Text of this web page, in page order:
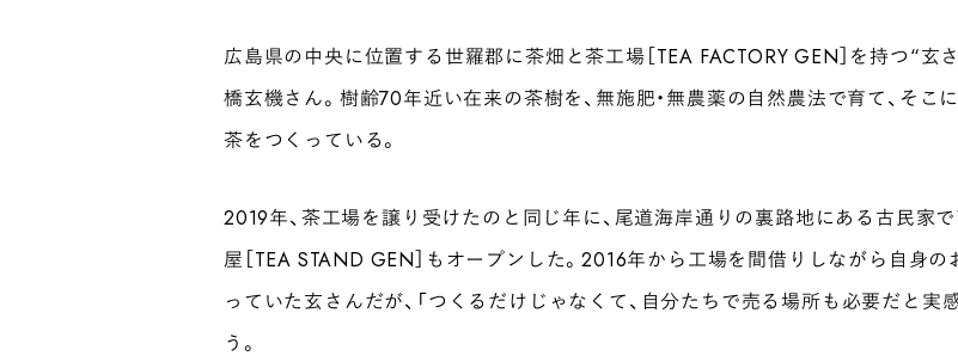
広島県の中央に位置する世羅郡に茶畑と茶工場［TEA FACTORY GEN］を持つ“玄
橋玄機さん。樹齢70年近い在来の茶樹を、無施肥・無農薬の自然農法で育て、そこ
茶をつくっている。
2019年、茶工場を譲り受けたのと同じ年に、尾道海岸通りの裏路地にある古民家
屋［TEA STAND GEN］もオープンした。2016年から工場を間借りしながら自身の
っていた玄さんだが、「つくるだけじゃなくて、自分たちで売る場所も必要だと実
う。